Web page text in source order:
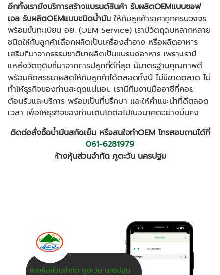
อีกทั้งเรายังบริการสร้างแบรนด์สินค้า รับผลิตOEMแบบซอฟ
เจล รับผลิตOEMแบบชนิดน้ำมัน ให้กับลูกค้าราคาถูกครบวงจร
พร้อมขึ้นทะเบียน อย. (OEM Service) เรามีวัตถุดิบหลากหลาย
ชนิดให้กับลูกค้าเลือกผลิตเป็นเครื่องสำอาง หรือผลิตอาหาร
เสริมที่มาจากธรรมชาติมาผลิตเป็นแบรนด์อาหาร เพราะเรามี
แหล่งวัตถุดิบที่มาจากการปลูกที่ดีที่สุด มีมาตรฐานคุณภาพดี
พร้อมคัดสรรมาผลิตให้กับลูกค้าได้ตลอดทั้งปี ไม่มีขาดตลาด ไม่
ทำให้ธุรกิจของท่านสะดุดแน่นอน เรามีทีมงานมืออาชีที่คอย
ต้อนรับและบริการ พร้อมเป็นที่ปรึกษา และให้คำแนะนำที่ดีตลอด
เวลา เพื่อให้ธุรกิจของท่านเติบโตต่อไปในอนาคตอย่างมั่นคง
ติดต่อสั่งซื้อน้ำมันสกัดเย็น หรือสนใจทำOEM โทรสอบถามได้ที่
061-6281979
ห้างหุ้นส่วนจำกัด ภูตะวัน นครปฐม